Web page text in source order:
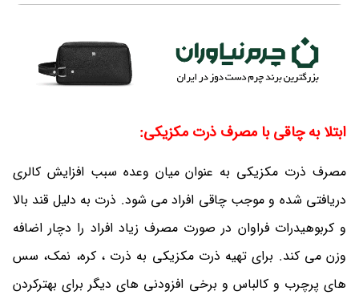
ابتلا به چاقی با مصرف ذرت مکزیکی:
مصرف ذرت مکزیکی به عنوان میان وعده سبب افزایش کالری
دریافتی شده و موجب چاقی افراد می شود. ذرت به دلیل قند بالا
و کربوهیدرات فراوان در صورت مصرف زیاد افراد را دچار اضافه
وزن می کند. برای تهیه ذرت مکزیکی به ذرت ، کره، نمک، سس
های پرچرب و کالباس و برخی افزودنی های دیگر برای بهترکردن